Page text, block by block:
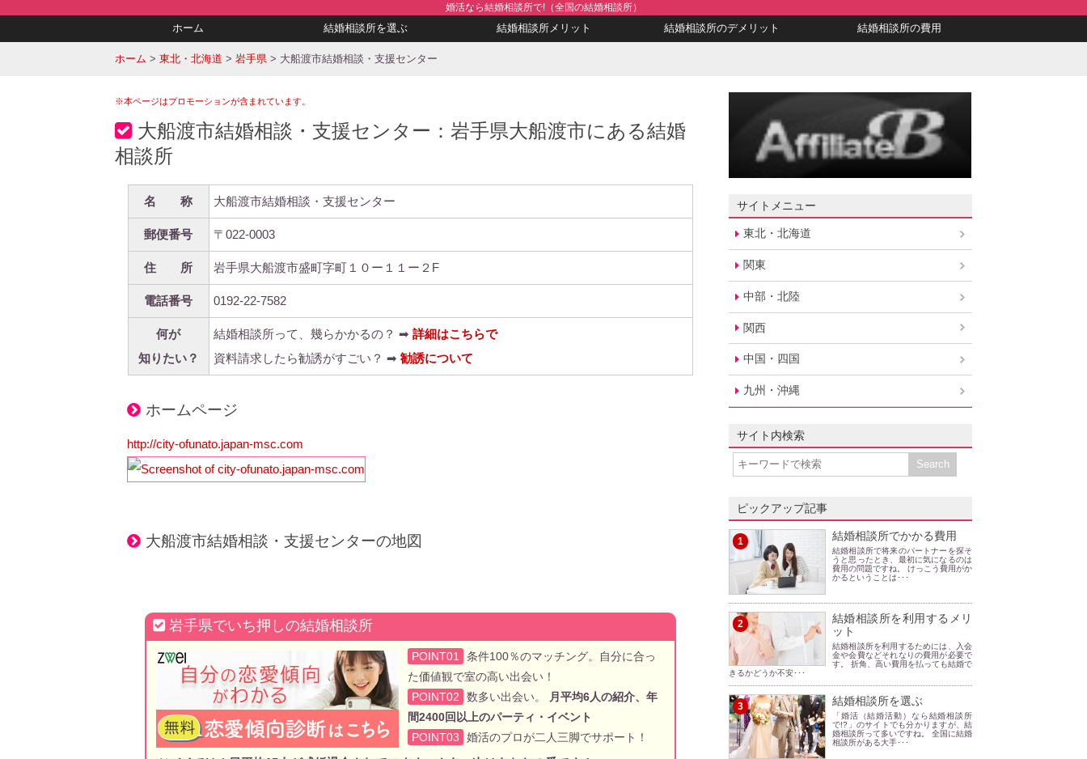
婚活なら結婚相談所で!（全国の結婚相談所）
ホーム 結婚相談所を選ぶ 結婚相談所メリット 結婚相談所のデメリット 結婚相談所の費用
ホーム > 東北・北海道 > 岩手県 > 大船渡市結婚相談・支援センター
※本ページはプロモーションが含まれています。
大船渡市結婚相談・支援センター：岩手県大船渡市にある結婚
相談所
名 称 大船渡市結婚相談・支援センター
郵便番号 〒022-0003
住 所 岩手県大船渡市盛町字町１０ー１１ー２F
電話番号 0192-22-7582
何が
知りたい？
結婚相談所って、幾らかかるの？ ➡ 詳細はこちらで
資料請求したら勧誘がすごい？ ➡ 勧誘について
ホームページ
http://city-ofunato.japan-msc.com
大船渡市結婚相談・支援センターの地図
岩手県でいち押しの結婚相談所
POINT01
条件100％のマッチング。自分に合っ
た価値観で室の高い出会い！
POINT02
数多い出会い。
月平均6人の紹介、年
間2400回以上のパーティ・イベント
POINT03
婚活のプロが二人三脚でサポート！
サイトメニュー
東北・北海道
関東
中部・北陸
関西
中国・四国
九州・沖縄
サイト内検索
ピックアップ記事
1 結婚相談所でかかる費用
結婚相談所で将来のパートナーを探そ
うと思ったとき、最初に気になるのは
費用の問題ですね。 けっこう費用がか
かるということは･･･
2
結婚相談所を利用するメリ
ット
結婚相談所を利用するためには、入会
金や会費などそれなりの費用が必要で
す。 折角、高い費用を払っても結婚で
きるかどうか不安･･･
3 結婚相談所を選ぶ
「婚活（結婚活動）なら結婚相談所
で!?」のサイトでも分かりますが、結
婚相談所って多いですね。 全国に結婚
相談所がある大手･･･